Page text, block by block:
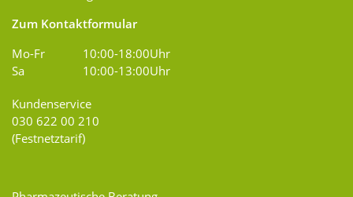
Zum Kontaktformular
Mo-Fr
10:00-18:00Uhr
Sa
10:00-13:00Uhr
Kundenservice
030 622 00 210
(Festnetztarif)